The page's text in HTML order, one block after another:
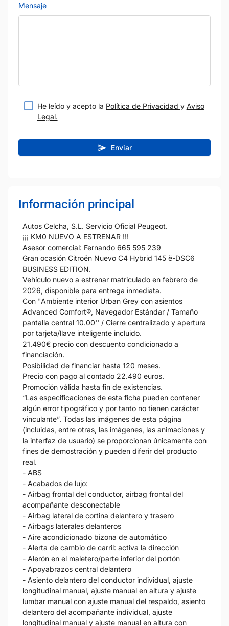
Mensaje
He leído y acepto la Política de Privacidad y Aviso
Legal.
Enviar
Información principal
Autos Celcha, S.L. Servicio Oficial Peugeot.
¡¡¡ KM0 NUEVO A ESTRENAR !!!
Asesor comercial: Fernando 665 595 239
Gran ocasión Citroën Nuevo C4 Hybrid 145 ë-DSC6
BUSINESS EDITION.
Vehículo nuevo a estrenar matriculado en febrero de
2026, disponible para entrega inmediata.
Con "Ambiente interior Urban Grey con asientos
Advanced Comfort®, Navegador Estándar / Tamaño
pantalla central 10.00'' / Cierre centralizado y apertura
por tarjeta/llave inteligente incluido.
21.490€ precio con descuento condicionado a
financiación.
Posibilidad de financiar hasta 120 meses.
Precio con pago al contado 22.490 euros.
Promoción válida hasta fin de existencias.
“Las especificaciones de esta ficha pueden contener
algún error tipográfico y por tanto no tienen carácter
vinculante”. Todas las imágenes de esta página
(incluidas, entre otras, las imágenes, las animaciones y
la interfaz de usuario) se proporcionan únicamente con
fines de demostración y pueden diferir del producto
real.
- ABS
- Acabados de lujo:
- Airbag frontal del conductor, airbag frontal del
acompañante desconectable
- Airbag lateral de cortina delantero y trasero
- Airbags laterales delanteros
- Aire acondicionado bizona de automático
- Alerta de cambio de carril: activa la dirección
- Alerón en el maletero/parte inferior del portón
- Apoyabrazos central delantero
- Asiento delantero del conductor individual, ajuste
longitudinal manual, ajuste manual en altura y ajuste
lumbar manual con ajuste manual del respaldo, asiento
delantero del acompañante individual, ajuste
longitudinal manual y ajuste manual en altura con